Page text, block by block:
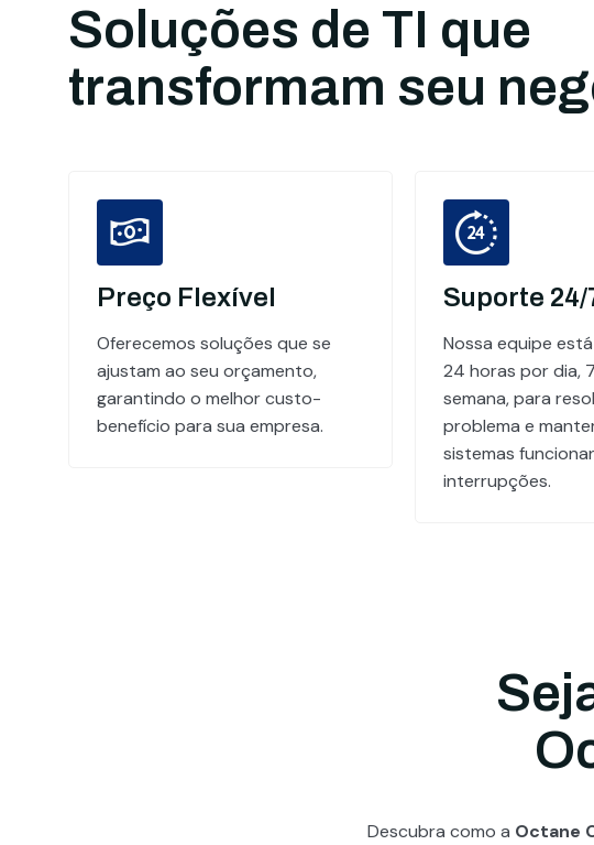
Soluções de TI que
transformam seu
Preço Flexível
Oferecemos soluções que se
ajustam ao seu orçamento,
garantindo o melhor custo-
benefício para sua empresa.
Suporte 24/
Nossa equipe
24 horas por dia,
semana, para
problema e
sistemas
interrupções.
Descubra como a Octane